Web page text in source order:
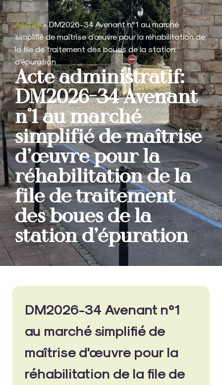
Accueil»DM2026-34 Avenant n°1 au marché
simplifié de maîtrise d’œuvre pour la réhabilitation de
la file de traitement des boues de la station
d’épuration
Acte administratif:
DM2026-34 Avenant
n°1 au marché
simplifié de maîtrise
d’œuvre pour la
réhabilitation de la
file de traitement
des boues de la
station d’épuration
DM2026-34 Avenant n°1
au marché simplifié de
maîtrise d'œuvre pour la
réhabilitation de la file de